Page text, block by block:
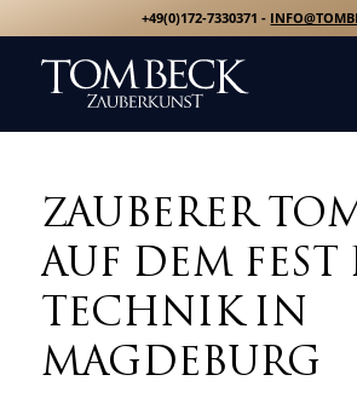
+49(0)172-7330371 -
ZAUBERER
AUF DEM FEST
TECHNIK IN
MAGDEBURG